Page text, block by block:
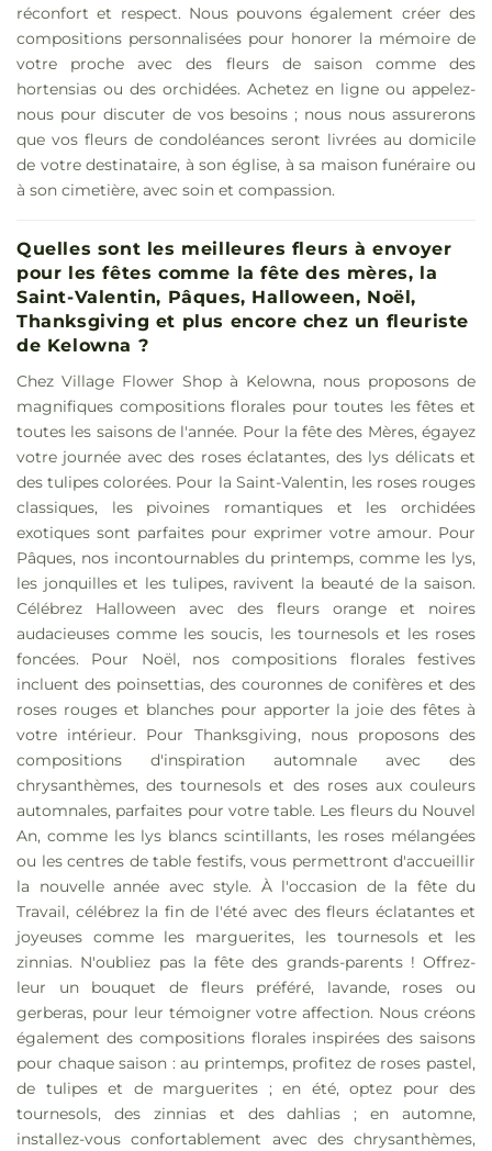
réconfort et respect. Nous pouvons également créer des
compositions personnalisées pour honorer la mémoire de
votre proche avec des fleurs de saison comme des
hortensias ou des orchidées. Achetez en ligne ou appelez-
nous pour discuter de vos besoins ; nous nous assurerons
que vos fleurs de condoléances seront livrées au domicile
de votre destinataire, à son église, à sa maison funéraire ou
à son cimetière, avec soin et compassion.
Quelles sont les meilleures fleurs à envoyer
pour les fêtes comme la fête des mères, la
Saint-Valentin, Pâques, Halloween, Noël,
Thanksgiving et plus encore chez un fleuriste
de Kelowna ?
Chez Village Flower Shop à Kelowna, nous proposons de
magnifiques compositions florales pour toutes les fêtes et
toutes les saisons de l'année. Pour la fête des Mères, égayez
votre journée avec des roses éclatantes, des lys délicats et
des tulipes colorées. Pour la Saint-Valentin, les roses rouges
classiques, les pivoines romantiques et les orchidées
exotiques sont parfaites pour exprimer votre amour. Pour
Pâques, nos incontournables du printemps, comme les lys,
les jonquilles et les tulipes, ravivent la beauté de la saison.
Célébrez Halloween avec des fleurs orange et noires
audacieuses comme les soucis, les tournesols et les roses
foncées. Pour Noël, nos compositions florales festives
incluent des poinsettias, des couronnes de conifères et des
roses rouges et blanches pour apporter la joie des fêtes à
votre intérieur. Pour Thanksgiving, nous proposons des
compositions d'inspiration automnale avec des
chrysanthèmes, des tournesols et des roses aux couleurs
automnales, parfaites pour votre table. Les fleurs du Nouvel
An, comme les lys blancs scintillants, les roses mélangées
ou les centres de table festifs, vous permettront d'accueillir
la nouvelle année avec style. À l'occasion de la fête du
Travail, célébrez la fin de l'été avec des fleurs éclatantes et
joyeuses comme les marguerites, les tournesols et les
zinnias. N'oubliez pas la fête des grands-parents ! Offrez-
leur un bouquet de fleurs préféré, lavande, roses ou
gerberas, pour leur témoigner votre affection. Nous créons
également des compositions florales inspirées des saisons
pour chaque saison : au printemps, profitez de roses pastel,
de tulipes et de marguerites ; en été, optez pour des
tournesols, des zinnias et des dahlias ; en automne,
installez-vous confortablement avec des chrysanthèmes,